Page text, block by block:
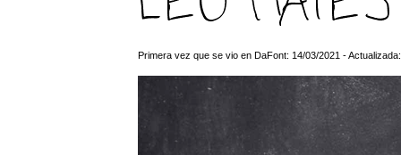
Primera vez que se vio en DaFont: 14/03/2021 -